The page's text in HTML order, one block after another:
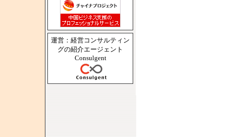
運営：経営コンサルティン
グの紹介エージェント
Consulgent